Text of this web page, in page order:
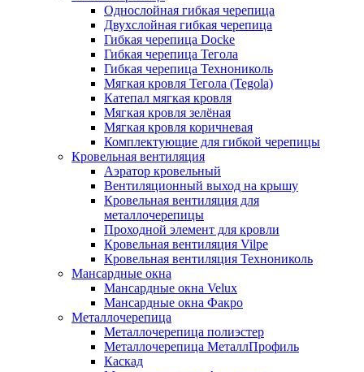
Однослойная гибкая черепица
Двухслойная гибкая черепица
Гибкая черепица Docke
Гибкая черепица Тегола
Гибкая черепица Технониколь
Мягкая кровля Тегола (Tegola)
Катепал мягкая кровля
Мягкая кровля зелёная
Мягкая кровля коричневая
Комплектующие для гибкой черепицы
Кровельная вентиляция
Аэратор кровельный
Вентиляционный выход на крышу
Кровельная вентиляция для
металлочерепицы
Проходной элемент для кровли
Кровельная вентиляция Vilpe
Кровельная вентиляция Технониколь
Мансардные окна
Мансардные окна Velux
Мансардные окна Факро
Металлочерепица
Металлочерепица полиэстер
Металлочерепица МеталлПрофиль
Каскад